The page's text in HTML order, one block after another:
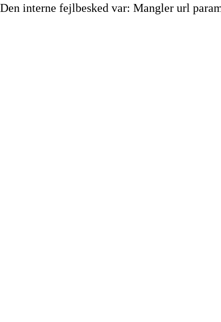
Den interne fejlbesked var: Mangler url